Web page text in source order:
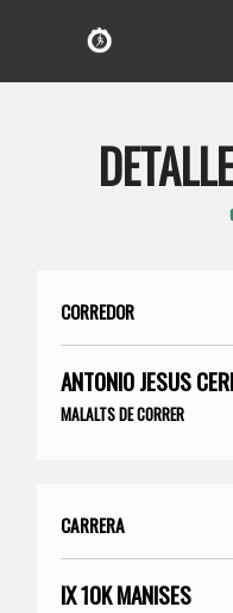
CORREDOR
ANTONIO JESUS
MALALTS DE CORRER
CARRERA
IX 10K MANISES